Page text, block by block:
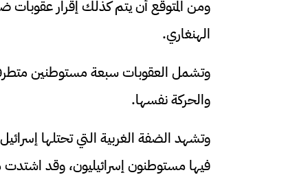
ومن المتوقع أن يتم كذلك إقرار
الهنغاري.
والحركة نفسها.
فيها مستوطنون إسرائيليون، وقد اشتدت